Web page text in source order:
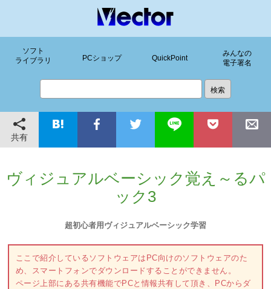
ソフト
ライブラリ
PCショップ QuickPoint
みんなの
電子署名
共有
ヴィジュアルベーシック覚え～るパ
ック3
超初心者用ヴィジュアルベーシック学習
ここで紹介しているソフトウェアはPC向けのソフトウェアのた
め、スマートフォンでダウンロードすることができません。
ページ上部にある共有機能でPCと情報共有して頂き、PCからダ